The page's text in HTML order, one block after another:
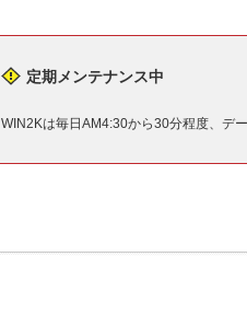
定期メンテナンス中
WIN2Kは毎日AM4:30から30分程度、デ